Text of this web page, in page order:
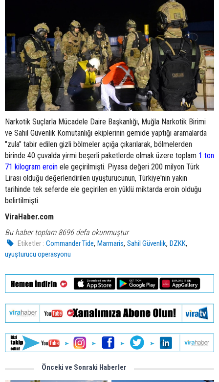
Narkotik Suçlarla Mücadele Daire Başkanlığı, Muğla Narkotik Birimi
ve Sahil Güvenlik Komutanlığı ekiplerinin gemide yaptığı aramalarda
"zula" tabir edilen gizli bölmeler açığa çıkarılarak, bölmelerden
birinde 40 çuvalda yirmi beşerli paketlerde olmak üzere toplam 1 ton
71 kilogram eroin ele geçirilmişti. Piyasa değeri 200 milyon Türk
Lirası olduğu değerlendirilen uyuşturucunun, Türkiye'nin yakın
tarihinde tek seferde ele geçirilen en yüklü miktarda eroin olduğu
belirtilmişti.
ViraHaber.com
Bu haber toplam 8696 defa okunmuştur
Etiketler : Commander Tide,Marmaris,Sahil Güvenlik,DZKK,
uyuşturucu operasyonu
Önceki ve Sonraki Haberler